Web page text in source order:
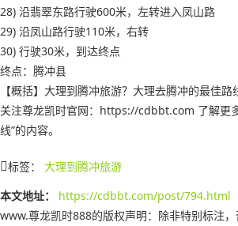
28) 沿翡翠东路行驶600米，左转进入凤山路
29) 沿凤山路行驶110米，右转
30) 行驶30米，到达终点
终点：腾冲县
【概括】大理到腾冲旅游？大理去腾冲的最佳
关注尊龙凯时官网：https://cdbbt.com 了解更
线”的内容。
标签： 大理到腾冲旅游
本文地址：
https://cdbbt.com/post/794.html
www.尊龙凯时888的版权声明： 除非特别标注